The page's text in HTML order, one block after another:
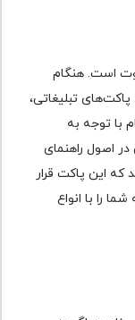
است. هنگام
تبلیغاتی،
با توجه به
در اصول راهنمای
این پاکت قرار
را با انواع